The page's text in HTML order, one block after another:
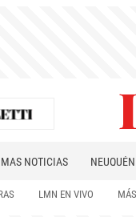
NOTICIAS NEUQUÉN
LMN EN VIVO